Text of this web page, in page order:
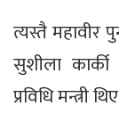
त्यस्तै
सुशीला कार्की
प्रविधि मन्त्री